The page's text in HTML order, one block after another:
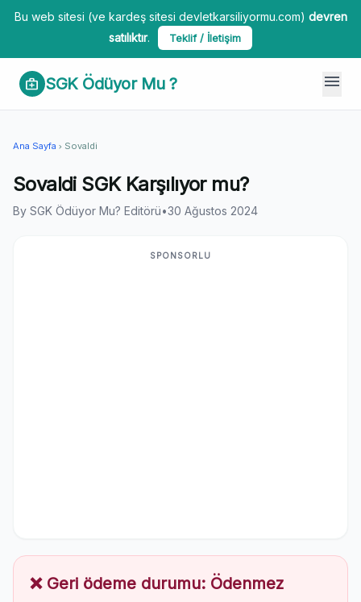
Bu web sitesi (ve kardeş sitesi devletkarsiliyormu.com) devren
satılıktır. Teklif / İletişim
medical_services SGK Ödüyor Mu ? menu
Ana Sayfa chevron_right Sovaldi
Sovaldi SGK Karşılıyor mu?
By SGK Ödüyor Mu? Editörü•30 Ağustos 2024
SPONSORLU
❌ Geri ödeme durumu: Ödenmez